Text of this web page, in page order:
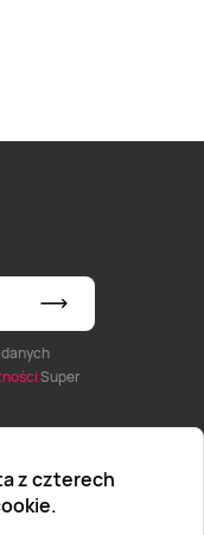
z czterech
Super